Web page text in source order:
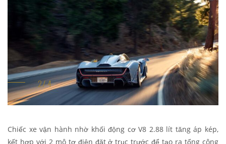
Chiếc xe vận hành nhờ khối động cơ V8 2.88 lít tăng áp kép,
kết hợp với 2 mô tơ điện đặt ở trục trước để tạo ra tổng công